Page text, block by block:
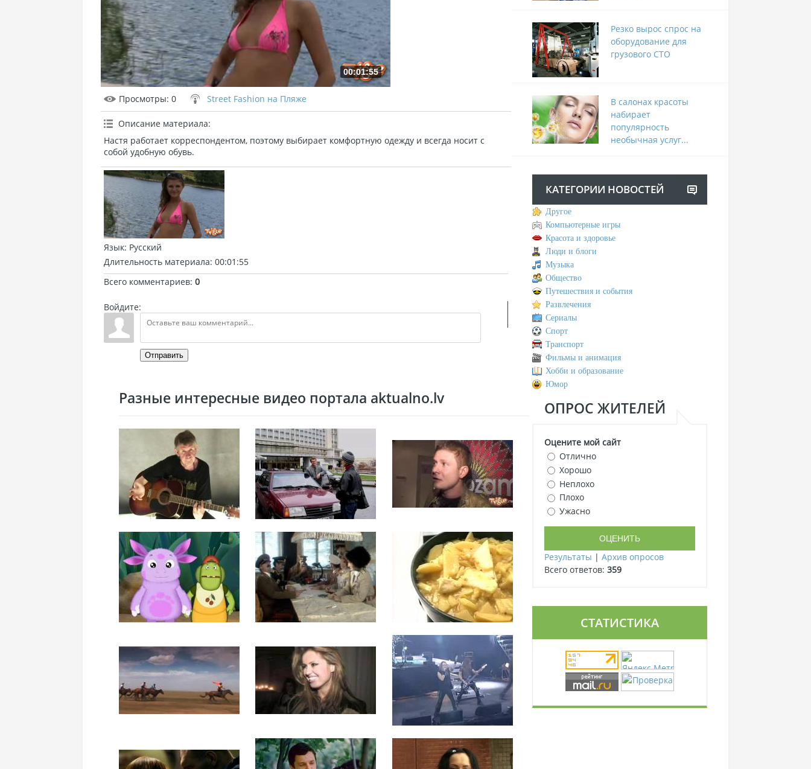
00:01:55
Просмотры: 0 Street Fashion на Пляже
Описание материала:
Настя работает корреспондентом, поэтому выбирает комфортную одежду и всегда носит с
собой удобную обувь.
Язык: Русский
Длительность материала: 00:01:55
Всего комментариев: 0
Войдите:
Отправить
Разные интересные видео портала aktualno.lv
Резко вырос спрос на
оборудование для
грузового СТО
В салонах красоты
набирает
популярность
необычная услуг...
КАТЕГОРИИ НОВОСТЕЙ
Другое
Компьютерные игры
Красота и здоровье
Люди и блоги
Музыка
Общество
Путешествия и события
Развлечения
Сериалы
Спорт
Транспорт
Фильмы и анимация
Хобби и образование
Юмор
ОПРОС ЖИТЕЛЕЙ
Оцените мой сайт
Отлично
Хорошо
Неплохо
Плохо
Ужасно
Результаты | Архив опросов
Всего ответов: 359
СТАТИСТИКА